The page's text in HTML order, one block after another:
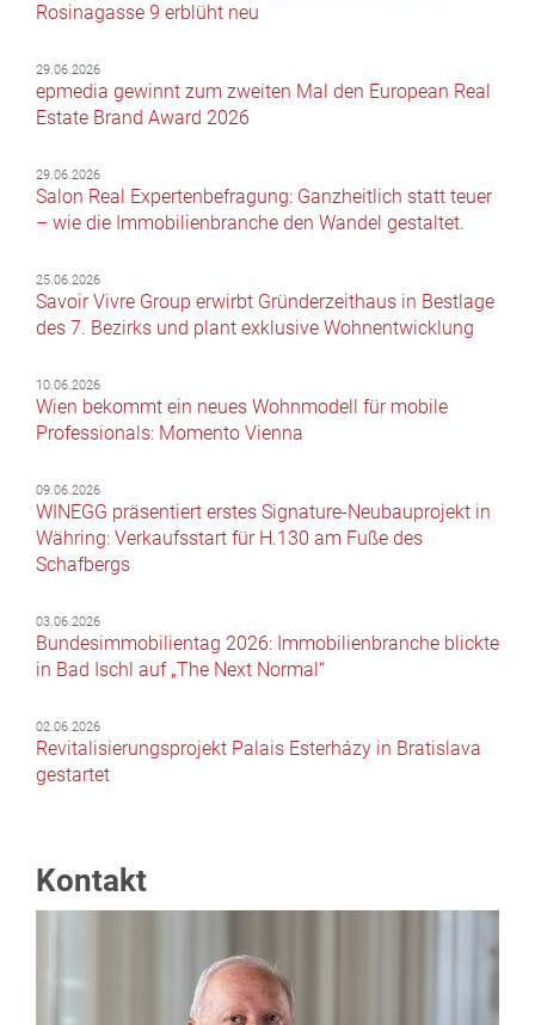
Rosinagasse 9 erblüht neu
29.06.2026
epmedia gewinnt zum zweiten Mal den European Real
Estate Brand Award 2026
29.06.2026
Salon Real Expertenbefragung: Ganzheitlich statt teuer
– wie die Immobilienbranche den Wandel gestaltet.
25.06.2026
Savoir Vivre Group erwirbt Gründerzeithaus in Bestlage
des 7. Bezirks und plant exklusive Wohnentwicklung
10.06.2026
Wien bekommt ein neues Wohnmodell für mobile
Professionals: Momento Vienna
09.06.2026
WINEGG präsentiert erstes Signature-Neubauprojekt in
Währing: Verkaufsstart für H.130 am Fuße des
Schafbergs
03.06.2026
Bundesimmobilientag 2026: Immobilienbranche blickte
in Bad Ischl auf „The Next Normal“
02.06.2026
Revitalisierungsprojekt Palais Esterházy in Bratislava
gestartet
Kontakt